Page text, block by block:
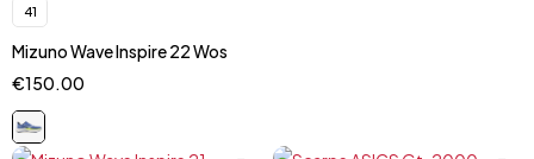
41
Mizuno Wave Inspire 22 Wos
€150.00